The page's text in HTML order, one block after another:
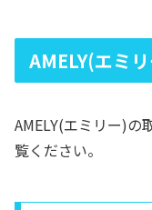
AMELY(エミ
AMELY(エミリー)の
覧ください。